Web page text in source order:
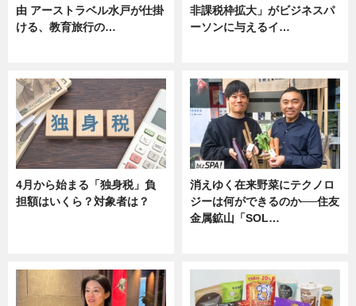
由 アーストラベル水戸が仕掛
ける、教育旅行の…
非課税枠拡大」がビジネスパ
ーソンに与えるイ…
4月から始まる「独身税」負
担額はいくら？対象者は？
消えゆく在来野菜にテクノロ
ジーは何ができるのか──住友
金属鉱山「SOL…